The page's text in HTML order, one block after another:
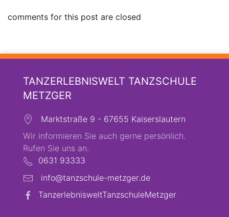
comments for this post are closed
TANZERLEBNISWELT TANZSCHULE
METZGER
Marktstraße 9 - 67655 Kaiserslautern
Wir informieren Sie auch gerne persönlich.
Rufen Sie uns an.
0631 93333
info@tanzschule-metzger.de
TanzerlebnisweltTanzschuleMetzger